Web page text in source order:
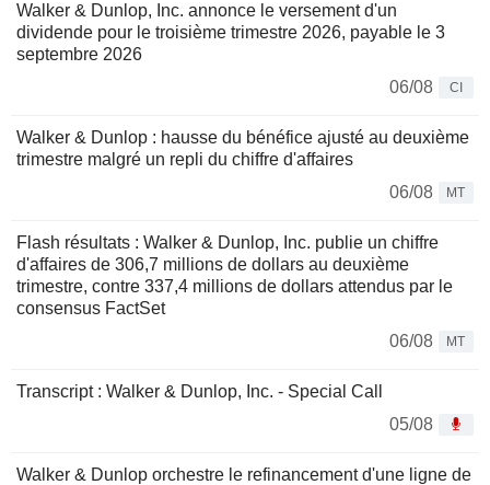
Walker & Dunlop, Inc. annonce le versement d'un
dividende pour le troisième trimestre 2026, payable le 3
septembre 2026
06/08
CI
Walker & Dunlop : hausse du bénéfice ajusté au deuxième
trimestre malgré un repli du chiffre d'affaires
06/08
MT
Flash résultats : Walker & Dunlop, Inc. publie un chiffre
d'affaires de 306,7 millions de dollars au deuxième
trimestre, contre 337,4 millions de dollars attendus par le
consensus FactSet
06/08
MT
Transcript : Walker & Dunlop, Inc. - Special Call
05/08
Walker & Dunlop orchestre le refinancement d'une ligne de